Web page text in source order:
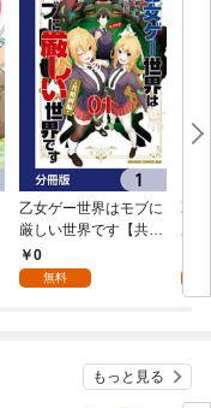
乙女ゲー世界はモブに
厳しい世界です【共和
国編】【分冊版】 1
0
無料
乙
もっと見る